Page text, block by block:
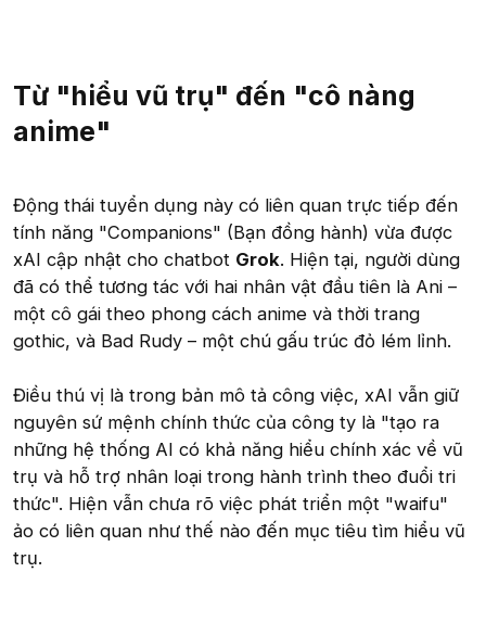
Từ "hiểu vũ trụ" đến "cô nàng
anime"
Động thái tuyển dụng này có liên quan trực tiếp đến
tính năng "Companions" (Bạn đồng hành) vừa được
xAI cập nhật cho chatbot Grok. Hiện tại, người dùng
đã có thể tương tác với hai nhân vật đầu tiên là Ani –
một cô gái theo phong cách anime và thời trang
gothic, và Bad Rudy – một chú gấu trúc đỏ lém lỉnh.
Điều thú vị là trong bản mô tả công việc, xAI vẫn giữ
nguyên sứ mệnh chính thức của công ty là "tạo ra
những hệ thống AI có khả năng hiểu chính xác về vũ
trụ và hỗ trợ nhân loại trong hành trình theo đuổi tri
thức". Hiện vẫn chưa rõ việc phát triển một "waifu"
ảo có liên quan như thế nào đến mục tiêu tìm hiểu vũ
trụ.